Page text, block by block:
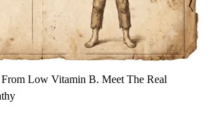
Low Vitamin B. Meet The Real